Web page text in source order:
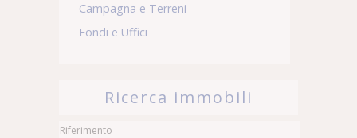
Campagna e Terreni
Fondi e Uffici
Ricerca immobili
Riferimento